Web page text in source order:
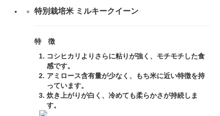
特別栽培米 ミルキークイーン
特 徴
コシヒカリよりさらに粘りが強く、モチモチした食
感です。
アミロース含有量が少なく、もち米に近い特徴を持
っています。
炊き上がりが白く、冷めても柔らかさが持続しま
す。